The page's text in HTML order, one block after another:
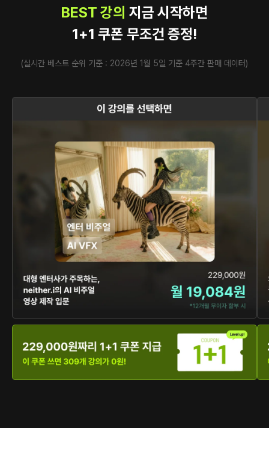
BEST 강의 지금 시작하면
1+1 쿠폰 무조건 증정!
(실시간 베스트 순위 기준 : 2026년 1월 5일 기준 4주간 판매 데이터)